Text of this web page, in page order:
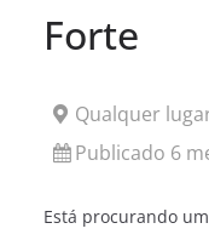
Forte
Qualquer
Publicado 6
Está procurando